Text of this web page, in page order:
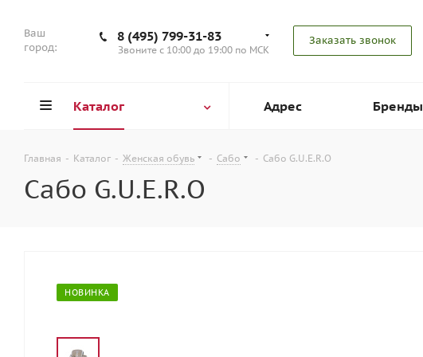
Ваш
город:
8 (495) 799-31-83
Звоните с 10:00 до 19:00 по МСК
Заказать звонок
Каталог Адрес Бренды
Главная - Каталог - Женская обувь - Сабо - Сабо G.U.E.R.O
Сабо G.U.E.R.O
НОВИНКА